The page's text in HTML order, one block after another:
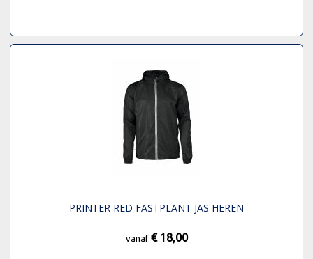
PRINTER RED FASTPLANT JAS HEREN
vanaf € 18,00